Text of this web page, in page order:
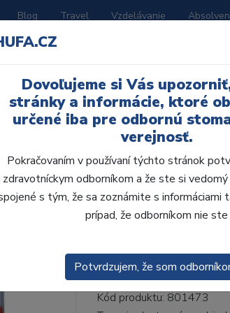
Blog Travel Vzdelávanie
H 6ks S66,
AcryRock
• Dvojvrstvové veľmi
zub.• Vďaka použitiu
odolávajú ab...ZOBRAZIT
Kód produktu: 801473
Dovoľujeme si Vás
stránky a informácie, ktoré
určené iba pre odbornú
verejnosť.
Pokračovaním v používaní týchto stránok
zdravotníckym odborníkom a že ste si
s tým, že sa zoznámite s informáciami
prípad, že odborníkom nie ste
Potvrdzujem, že som